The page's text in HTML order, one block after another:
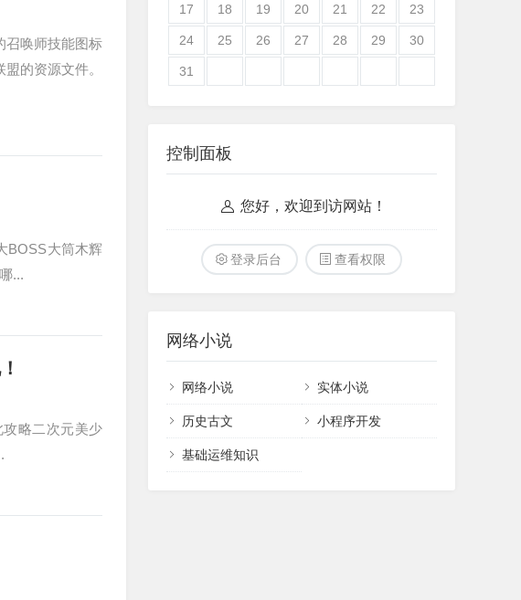
召唤师技能图标
的资源文件。
BOSS大筒木辉
...
略二次元美少
17 18 19 20 21 22 23
24 25 26 27 28 29 30
31
控制面板
您好，欢迎到访网站！
登录后台 查看权限
网络小说
网络小说 实体小说
历史古文 小程序开发
基础运维知识